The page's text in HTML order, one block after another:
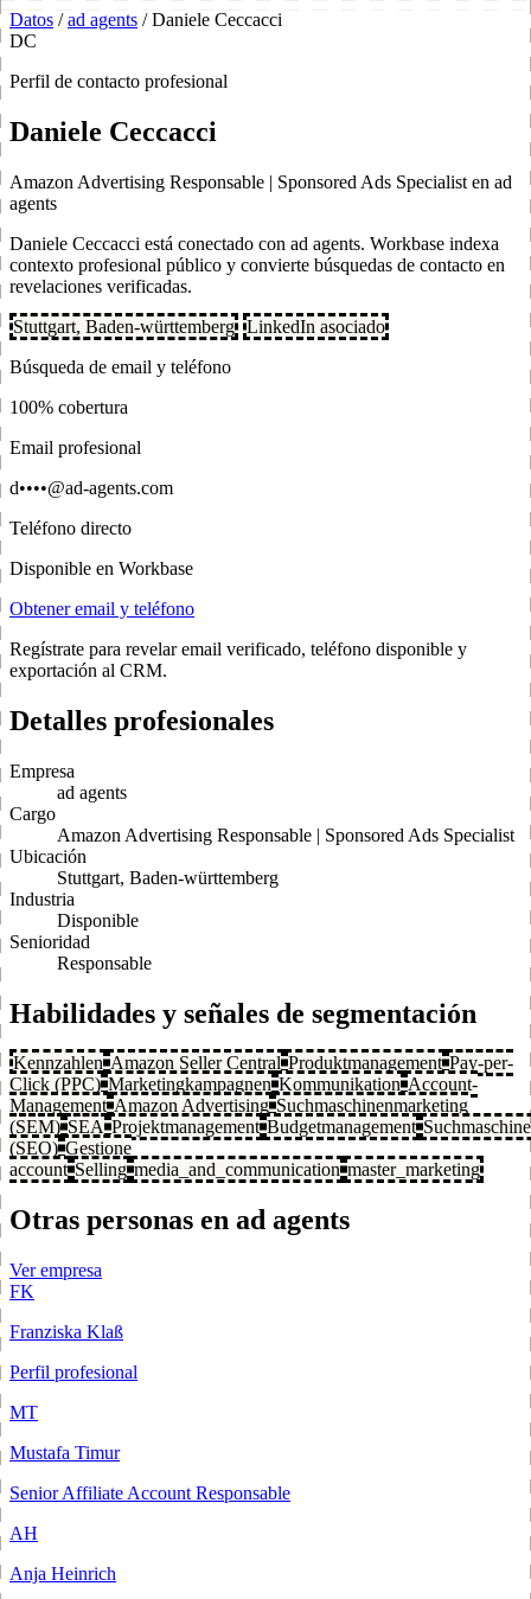
Datos / ad agents / Daniele Ceccacci
DC
Perfil de contacto profesional
Daniele Ceccacci
Amazon Advertising Responsable | Sponsored Ads Specialist en ad
agents
Daniele Ceccacci está conectado con ad agents. Workbase indexa
contexto profesional público y convierte búsquedas de contacto en
revelaciones verificadas.
Stuttgart, Baden-württemberg LinkedIn asociado
Búsqueda de email y teléfono
100% cobertura
Email profesional
d••••@ad-agents.com
Teléfono directo
Disponible en Workbase
Obtener email y teléfono
Regístrate para revelar email verificado, teléfono disponible y
exportación al CRM.
Detalles profesionales
Empresa
ad agents
Cargo
Amazon Advertising Responsable | Sponsored Ads Specialist
Ubicación
Stuttgart, Baden-württemberg
Industria
Disponible
Senioridad
Responsable
Habilidades y señales de segmentación
Kennzahlen Amazon Seller Central Produktmanagement Pay-per-
Click (PPC) Marketingkampagnen Kommunikation Account-
Management Amazon Advertising Suchmaschinenmarketing
(SEM) SEA Projektmanagement Budgetmanagement
(SEO) Gestione
account Selling media_and_communication master_marketing
Otras personas en ad agents
Ver empresa
FK
Franziska Klaß
Perfil profesional
MT
Mustafa Timur
Senior Affiliate Account Responsable
AH
Anja Heinrich